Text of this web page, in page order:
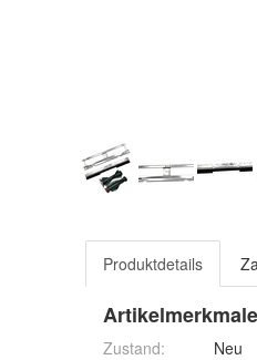
Produktdetails
Artikelmerkmale
Zustand: Neu